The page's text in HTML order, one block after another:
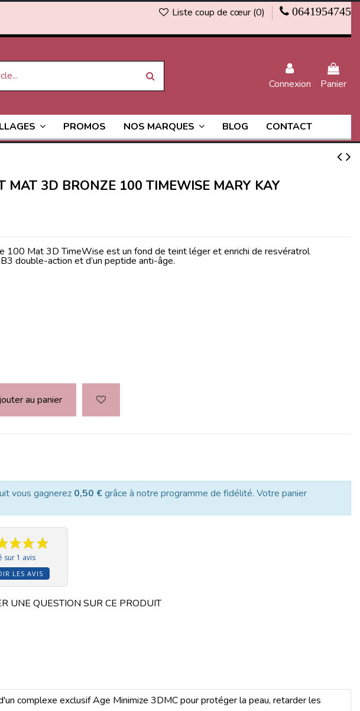
Liste coup de cœur (0) 0641954745
Connexion Panier
PROMOS NOS MARQUES BLOG CONTACT
MAT 3D BRONZE 100 TIMEWISE MARY KAY
100 Mat 3D TimeWise est un fond de teint léger et enrichi de resvératrol
double-action et d’un peptide anti-âge.
au panier
vous gagnerez 0,50 €grâce à notre programme de fidélité. Votre panier
sur 1 avis
LES AVIS
UNE QUESTION SUR CE PRODUIT
complexe exclusif Age Minimize 3DMC pour protéger la peau, retarder les